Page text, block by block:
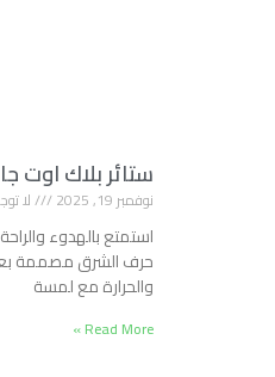
ستائر بلاك اوت
نوفمبر 19, 2025 لا
استمتع بالهدوء
حرف الشرق مصممة
والحرارة مع لمسة
Read More »